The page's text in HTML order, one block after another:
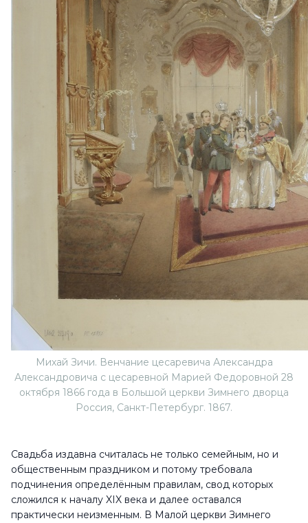
Михай Зичи. Венчание цесаревича Александра
Александровича с цесаревной Марией Федоровной 28
октября 1866 года в Большой церкви Зимнего дворца
Россия, Санкт-Петербург. 1867.
Свадьба издавна считалась не только семейным, но и
общественным праздником и потому требовала
подчинения определённым правилам, свод которых
сложился к началу XIX века и далее оставался
практически неизменным. В Малой церкви Зимнего